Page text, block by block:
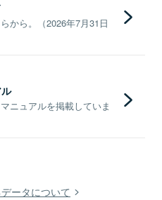
から。（2026年7月31日
ニュアルを掲載していま
ータについて